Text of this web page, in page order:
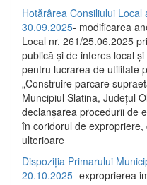
Hotărârea Consiliului Local
30.09.2025- modificarea
Local nr. 261/25.06.2025
publică şi de interes local
pentru lucrarea de utilitate
„Construire parcare
Muncipiul Slatina, Judeţul
declanşarea procedurii de
în coridorul de
ulterioare
Dispoziția Primarului
20.10.2025- exproprierea